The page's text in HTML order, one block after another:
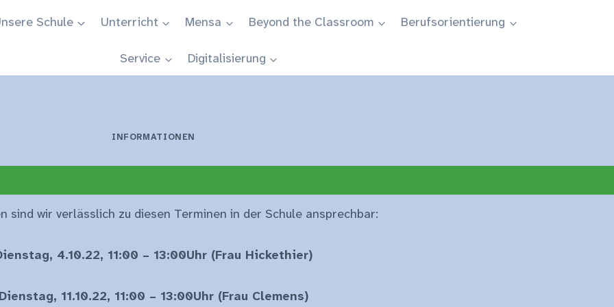
Schule Unterricht Mensa Beyond the Classroom Berufsorientierung
Service Digitalisierung
INFORMATIONEN
sind wir verlässlich zu diesen Terminen in der Schule ansprechbar:
4.10.22, 11:00 – 13:00Uhr (Frau Hickethier)
Dienstag, 11.10.22, 11:00 – 13:00Uhr (Frau Clemens)